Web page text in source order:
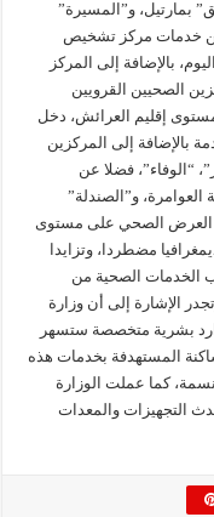
بمارتيل، و”المسيرة”
من خدمات مركز تشخيص
بالإضافة إلى المركز
الصحيين القرويين
إقليم العرائش، دخل
بالإضافة إلى المركزين
“الوفاء”، فضلا عن
و”الصندلة”
العرض الصحي على مستوى
مضطردا، وتزايدا
الخدمات الصحية من
الإشارة إلى أن وزارة
بشرية متخصصة ستسهر
المستهدفة بخدمات هذه
والتي تقدر بأزيد من 850 ألف نسمة، كما عملت الوزارة
التجهيزات والمعدات